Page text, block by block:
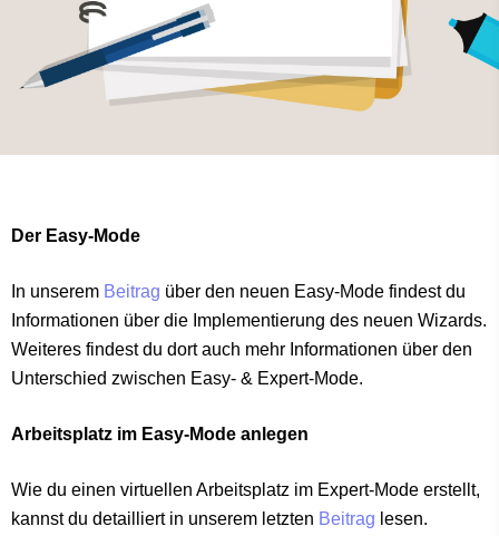
Der Easy-Mode
In unserem Beitrag über den neuen Easy-Mode findest du
Informationen über die Implementierung des neuen Wizards.
Weiteres findest du dort auch mehr Informationen über den
Unterschied zwischen Easy- & Expert-Mode.
Arbeitsplatz im Easy-Mode anlegen
Wie du einen virtuellen Arbeitsplatz im Expert-Mode erstellt,
kannst du detailliert in unserem letzten Beitrag lesen.